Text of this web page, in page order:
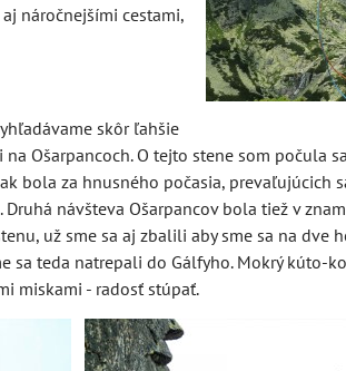
náročnejšími cestami,
skôr ľahšie
Ošarpancoch. O tejto stene som počula
bola za hnusného počasia, prevaľujúcich
návšteva Ošarpancov bola tiež v
už sme sa aj zbalili aby sme sa na dve
sa teda natrepali do Gálfyho. Mokrý kúto-
miskami - radosť stúpať.